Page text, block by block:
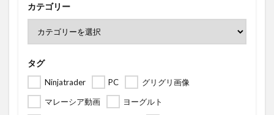
カテゴリー
タグ
Ninjatrader PC
グリグリ画像
マレーシア動画
ヨーグルト